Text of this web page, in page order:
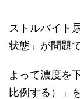
ストルバイト
状態」が問題で
よって濃度を
比例する）」